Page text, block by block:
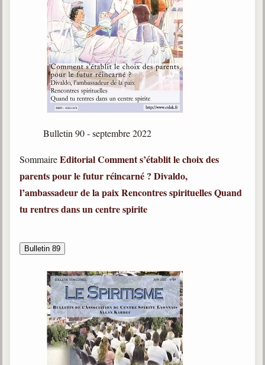
Belgique, Lux. et Canada
Fédérations spirites
Médias spirites
Bulletin 90 - septembre 2022
SommaireEditorialComment s’établit le choix des
parents pour le futur réincarné ? Divaldo,
l’ambassadeur de la paixRencontres spirituellesQuand
tu rentres dans un centre spirite
Bulletin 89